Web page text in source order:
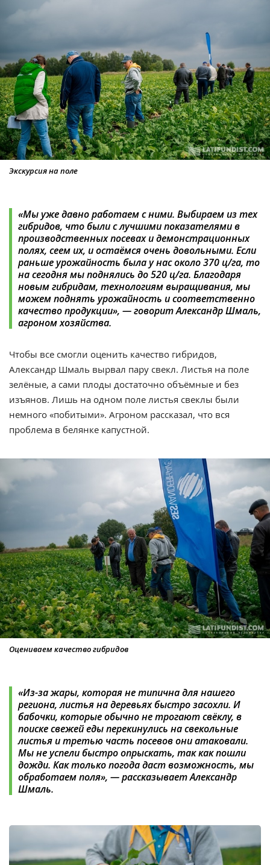
Экскурсия на поле
«Мы уже давно работаем с ними. Выбираем из тех
гибридов, что были с лучшими показателями в
производственных посевах и демонстрационных
полях, сеем их, и остаёмся очень довольными. Если
раньше урожайность была у нас около 370 ц/га, то
на сегодня мы поднялись до 520 ц/га. Благодаря
новым гибридам, технологиям выращивания, мы
можем поднять урожайность и соответственно
качество продукции», — говорит Александр Шмаль,
агроном хозяйства.
Чтобы все смогли оценить качество гибридов,
Александр Шмаль вырвал пару свекл. Листья на поле
зелёные, а сами плоды достаточно объёмные и без
изъянов. Лишь на одном поле листья свеклы были
немного «побитыми». Агроном рассказал, что вся
проблема в белянке капустной.
Оцениваем качество гибридов
«Из-за жары, которая не типична для нашего
региона, листья на деревьях быстро засохли. И
бабочки, которые обычно не трогают свёклу, в
поиске свежей еды перекинулись на свекольные
листья и третью часть посевов они атаковали.
Мы не успели быстро опрыскать, так как пошли
дожди. Как только погода даст возможность, мы
обработаем поля», — рассказывает Александр
Шмаль.